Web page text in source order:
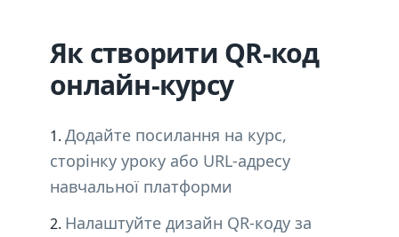
Як створити QR-код
онлайн-курсу
Додайте посилання на курс,
сторінку уроку або URL-адресу
навчальної платформи
Налаштуйте дизайн QR-коду за